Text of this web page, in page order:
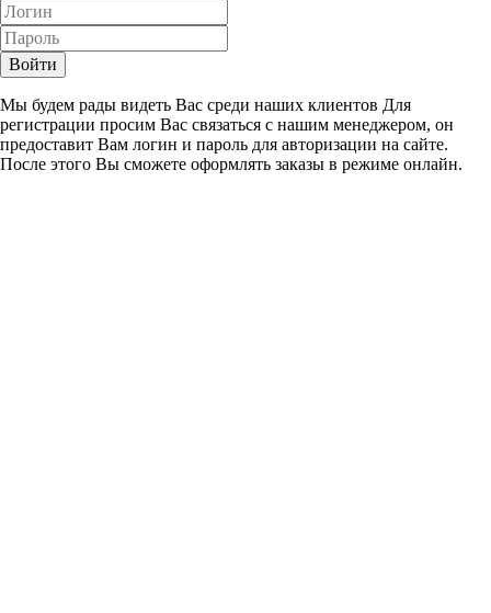
Войти
Мы будем рады видеть Вас среди наших клиентов Для
регистрации просим Вас связаться с нашим менеджером, он
предоставит Вам логин и пароль для авторизации на сайте.
После этого Вы сможете оформлять заказы в режиме онлайн.